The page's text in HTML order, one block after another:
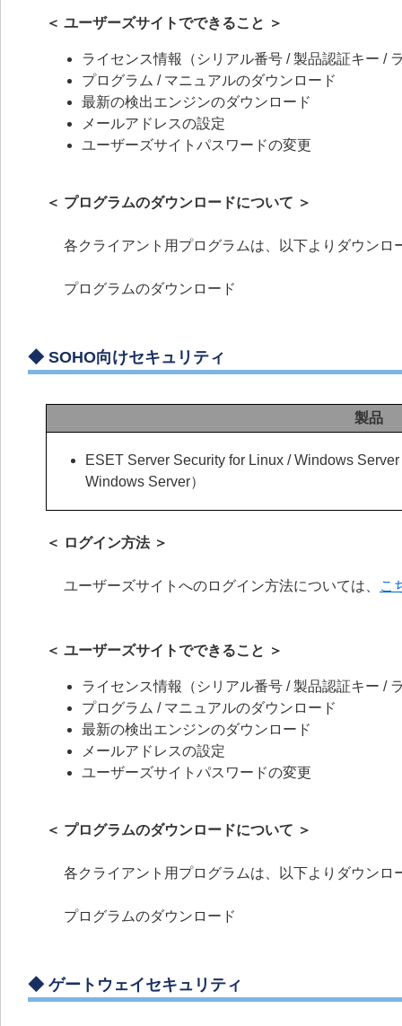
＜ ユーザーズサイトでできること ＞
ライセンス情報（シリアル番号 / 製品認証キー /
プログラム / マニュアルのダウンロード
最新の検出エンジンのダウンロード
メールアドレスの設定
ユーザーズサイトパスワードの変更
＜ プログラムのダウンロードについて ＞
各クライアント用プログラムは、以下よりダウンロ
プログラムのダウンロード
◆ SOHO向けセキュリティ
製品
ESET Server Security for Linux / Windows
Windows Server）
＜ ログイン方法 ＞
ユーザーズサイトへのログイン方法については、 こ
＜ ユーザーズサイトでできること ＞
ライセンス情報（シリアル番号 / 製品認証キー /
プログラム / マニュアルのダウンロード
最新の検出エンジンのダウンロード
メールアドレスの設定
ユーザーズサイトパスワードの変更
＜ プログラムのダウンロードについて ＞
各クライアント用プログラムは、以下よりダウンロ
プログラムのダウンロード
◆ ゲートウェイセキュリティ